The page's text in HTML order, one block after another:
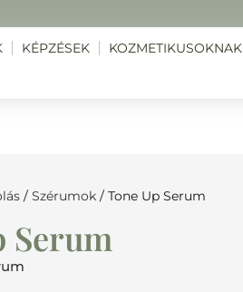
KÉPZÉSEK KOZMETIKUSOKNAK
/Szérumok / Tone Up Serum
Serum